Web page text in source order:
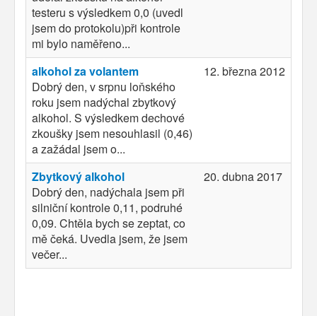
testeru s výsledkem 0,0 (uvedl
jsem do protokolu)při kontrole
mi bylo naměřeno...
alkohol za volantem
Dobrý den, v srpnu loňského
roku jsem nadýchal zbytkový
alkohol. S výsledkem dechové
zkoušky jsem nesouhlasil (0,46)
a zažádal jsem o...
12. března 2012
Zbytkový alkohol
Dobrý den, nadýchala jsem při
silniční kontrole 0,11, podruhé
0,09. Chtěla bych se zeptat, co
mě čeká. Uvedla jsem, že jsem
večer...
20. dubna 2017